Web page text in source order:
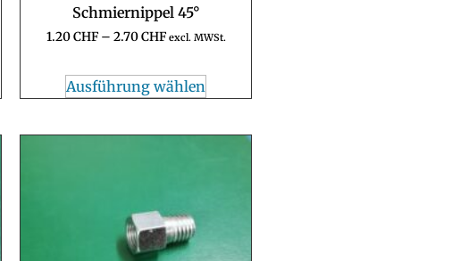
Schmiernippel 45°
1.20CHF – 2.70CHF excl. MWSt.
Ausführung wählen